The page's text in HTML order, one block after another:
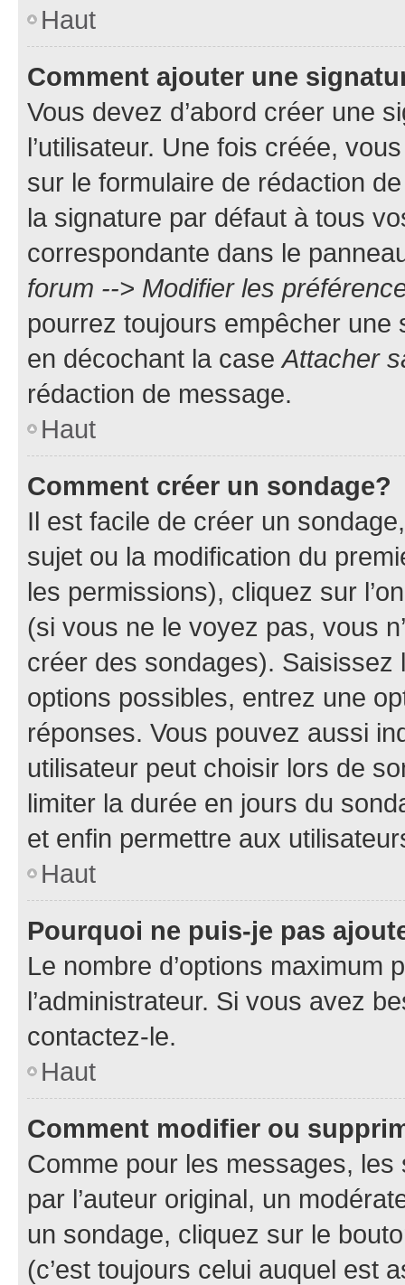
Haut
Comment ajouter une
Vous devez d’abord créer une
l’utilisateur. Une fois créée,
sur le formulaire de rédaction
la signature par défaut à tous
correspondante dans le
forum --> Modifier les
pourrez toujours empêcher une
en décochant la caseAttacher
rédaction de message.
Haut
Comment créer un sondage?
Il est facile de créer un
sujet ou la modification du
les permissions), cliquez sur
(si vous ne le voyez pas, vous
créer des sondages).
options possibles, entrez une
réponses. Vous pouvez aussi
utilisateur peut choisir lors de
limiter la durée en jours du
et enfin permettre aux
Haut
Pourquoi ne puis-je pas
Le nombre d’options maximum
l’administrateur. Si vous avez
contactez-le.
Haut
Comment modifier ou
Comme pour les messages,
par l’auteur original, un
un sondage, cliquez sur le
(c’est toujours celui auquel est